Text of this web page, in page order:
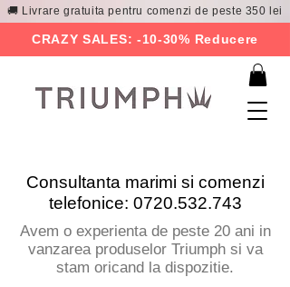
🚚 Livrare gratuita pentru comenzi de peste 350 lei
CRAZY SALES: -10-30% Reducere
Consultanta marimi si comenzi
telefonice: 0720.532.743
Avem o experienta de peste 20 ani in
vanzarea produselor Triumph si va
stam oricand la dispozitie.